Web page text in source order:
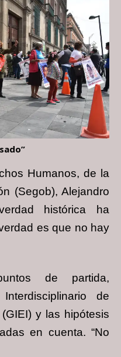
Humanos, de la
(Segob), Alejandro
histórica ha
es que no hay
de partida,
de
y las hipótesis
en cuenta. “No